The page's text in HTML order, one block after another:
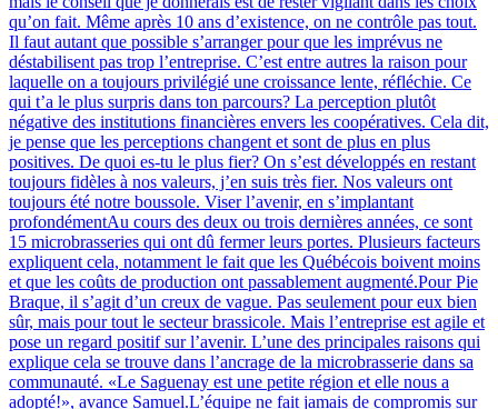
qu’on fait. Même après 10 ans d’existence, on ne contrôle pas tout.
Il faut autant que possible s’arranger pour que les imprévus ne
déstabilisent pas trop l’entreprise. C’est entre autres la raison pour
laquelle on a toujours privilégié une croissance lente, réfléchie. Ce
qui t’a le plus surpris dans ton parcours? La perception plutôt
négative des institutions financières envers les coopératives. Cela dit,
je pense que les perceptions changent et sont de plus en plus
positives. De quoi es-tu le plus fier? On s’est développés en restant
toujours fidèles à nos valeurs, j’en suis très fier. Nos valeurs ont
toujours été notre boussole. Viser l’avenir, en s’implantant
profondémentAu cours des deux ou trois dernières années, ce sont
15 microbrasseries qui ont dû fermer leurs portes. Plusieurs facteurs
expliquent cela, notamment le fait que les Québécois boivent moins
et que les coûts de production ont passablement augmenté.Pour Pie
Braque, il s’agit d’un creux de vague. Pas seulement pour eux bien
sûr, mais pour tout le secteur brassicole. Mais l’entreprise est agile et
pose un regard positif sur l’avenir. L’une des principales raisons qui
explique cela se trouve dans l’ancrage de la microbrasserie dans sa
communauté. «Le Saguenay est une petite région et elle nous a
adopté!», avance Samuel.L’équipe ne fait jamais de compromis sur